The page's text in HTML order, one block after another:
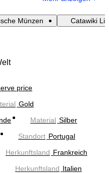
Münzen Catawiki
price
Gold
Material Silber
Standort Portugal
Herkunftsland Frankreich
Herkunftsland Italien